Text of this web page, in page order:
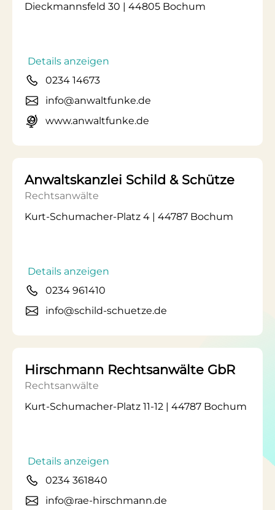
Dieckmannsfeld 30 | 44805 Bochum
Details anzeigen
0234 14673
info@anwaltfunke.de
www.anwaltfunke.de
Anwaltskanzlei Schild & Schütze
Rechtsanwälte
Kurt-Schumacher-Platz 4 | 44787 Bochum
Details anzeigen
0234 961410
info@schild-schuetze.de
Hirschmann Rechtsanwälte GbR
Rechtsanwälte
Kurt-Schumacher-Platz 11-12 | 44787 Bochum
Details anzeigen
0234 361840
info@rae-hirschmann.de